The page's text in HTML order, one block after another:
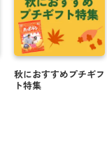
秋におすすめプチギフ
ト特集